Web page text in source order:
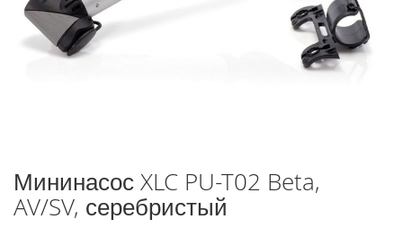
Перейти
до
початку
Мининасос XLC PU-T02 Beta,
AV/SV, серебристый